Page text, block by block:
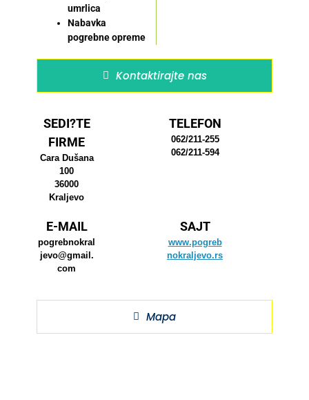
umrlica
Nabavka
pogrebne opreme
Kontaktirajte nas
SEDI?TE
FIRME
Cara Dušana
100
36000
Kraljevo
TELEFON
062/211-255
062/211-594
E-MAIL
pogrebnokral
jevo@gmail.
com
SAJT
www.pogreb
nokraljevo.rs
Mapa